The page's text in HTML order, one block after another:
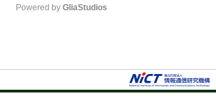
Powered by GliaStudios